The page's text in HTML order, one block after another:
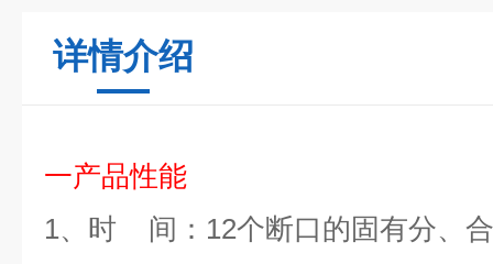
详情介绍
一产品性能
1、时 间： 12个断口的固有分、